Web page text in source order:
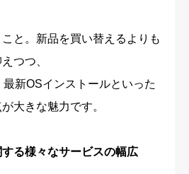
こと。新品を買い替えるよりも
つつ、
新OSインストールといった
大きな魅力です。
する様々なサービスの幅広